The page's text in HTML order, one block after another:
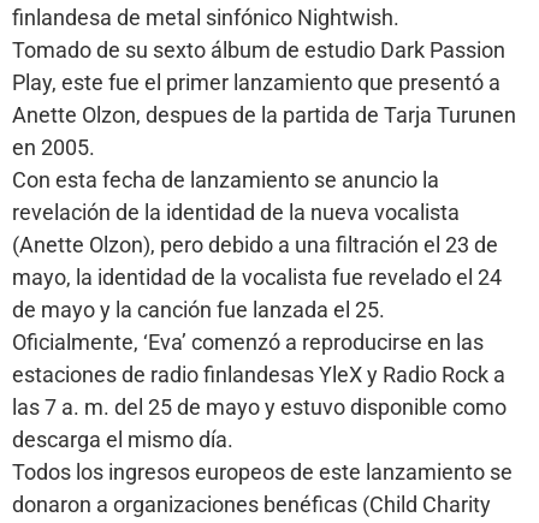
finlandesa de metal sinfónico Nightwish.
Tomado de su sexto álbum de estudio Dark Passion
Play, este fue el primer lanzamiento que presentó a
Anette Olzon, despues de la partida de Tarja Turunen
en 2005.
Con esta fecha de lanzamiento se anuncio la
revelación de la identidad de la nueva vocalista
(Anette Olzon), pero debido a una filtración el 23 de
mayo, la identidad de la vocalista fue revelado el 24
de mayo y la canción fue lanzada el 25.
Oficialmente, ‘Eva’ comenzó a reproducirse en las
estaciones de radio finlandesas YleX y Radio Rock a
las 7 a. m. del 25 de mayo y estuvo disponible como
descarga el mismo día.
Todos los ingresos europeos de este lanzamiento se
donaron a organizaciones benéficas (Child Charity